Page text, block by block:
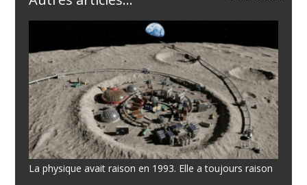
La physique avait raison en 1993. Elle a toujours raison